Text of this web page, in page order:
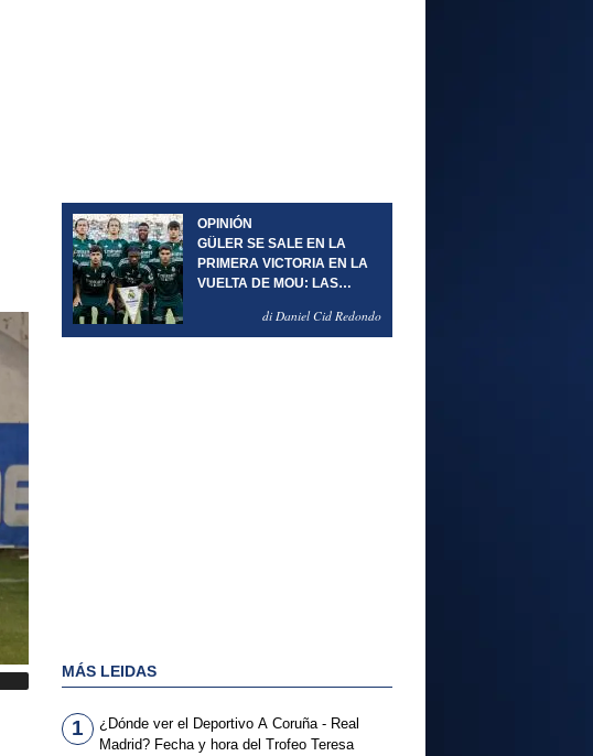
OPINIÓN
GÜLER SE SALE EN LA
PRIMERA VICTORIA EN LA
VUELTA DE MOU: LAS
1-2 REAL MADRIDdi Daniel Cid Redondo
MÁS LEIDAS
1
¿Dónde ver el Deportivo A Coruña - Real
Madrid? Fecha y hora del Trofeo Teresa